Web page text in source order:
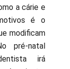
a cárie e
é o
modificam
pré-natal
irá